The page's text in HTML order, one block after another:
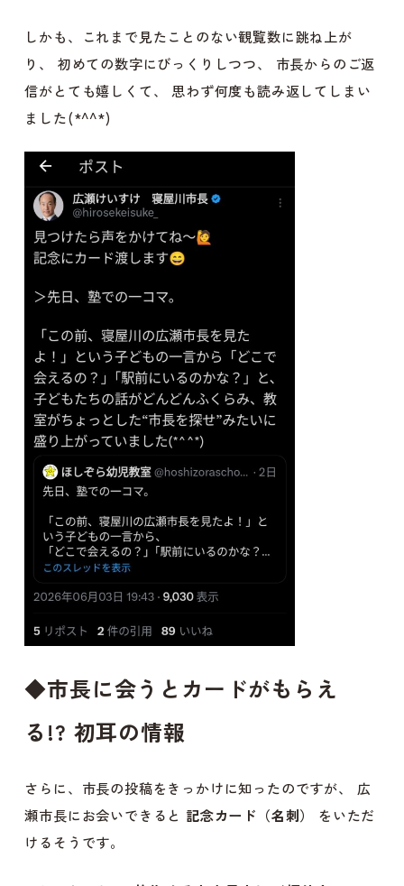
しかも、これまで見たことのない観覧数に跳ね上が
り、 初めての数字にびっくりしつつ、 市長からのご返
信がとても嬉しくて、 思わず何度も読み返してしまい
ました(*^^*)
◆市長に会うとカードがもらえ
る!? 初耳の情報
さらに、市長の投稿をきっかけに知ったのですが、 広
瀬市長にお会いできると 記念カード（名刺）
をいただ
けるそうです。